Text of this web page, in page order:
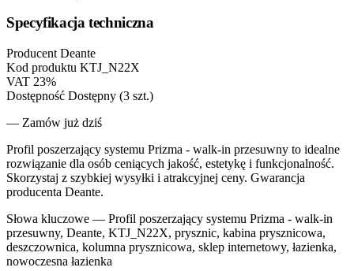
Specyfikacja techniczna
Producent Deante
Kod produktu KTJ_N22X
VAT 23%
Dostępność Dostępny (3 szt.)
— Zamów już dziś
Profil poszerzający systemu Prizma - walk-in przesuwny to idealne
rozwiązanie dla osób ceniących jakość, estetykę i funkcjonalność.
Skorzystaj z szybkiej wysyłki i atrakcyjnej ceny. Gwarancja
producenta Deante.
Słowa kluczowe — Profil poszerzający systemu Prizma - walk-in
przesuwny, Deante, KTJ_N22X, prysznic, kabina prysznicowa,
deszczownica, kolumna prysznicowa, sklep internetowy, łazienka,
nowoczesna łazienka